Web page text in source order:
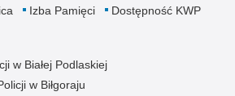
Izba Pamięci Dostępność KWP
w Białej Podlaskiej
w Biłgoraju